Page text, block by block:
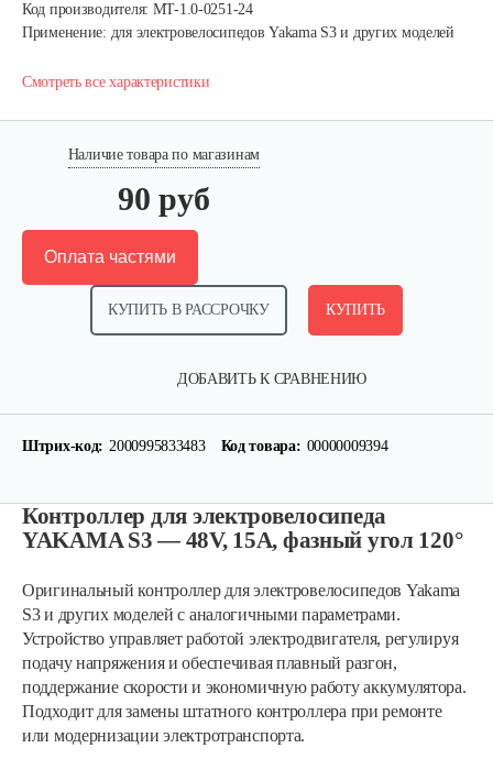
Код производителя: MT-1.0-0251-24
Применение: для электровелосипедов Yakama S3 и других моделей
Смотреть все характеристики
90 руб
Наличие товара по магазинам
ДОБАВИТЬ К СРАВНЕНИЮ
КУПИТЬ В РАССРОЧКУ КУПИТЬ
Оплата частями
Штрих-код: 2000995833483 Код товара: 00000009394
Контроллер для электровелосипеда
YAKAMA S3 — 48V, 15A, фазный угол 120°
Оригинальный контроллер для электровелосипедов Yakama
S3 и других моделей с аналогичными параметрами.
Устройство управляет работой электродвигателя, регулируя
подачу напряжения и обеспечивая плавный разгон,
поддержание скорости и экономичную работу аккумулятора.
Подходит для замены штатного контроллера при ремонте
или модернизации электротранспорта.